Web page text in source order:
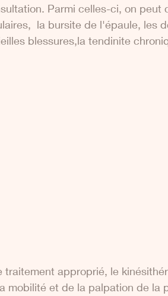
Parmi celles-ci, on peut
la bursite de l'épaule, les
blessures,la tendinite
traitement approprié, le
mobilité et de la palpation de la